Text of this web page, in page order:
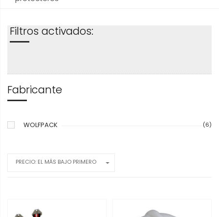
Filtros activados:
Fabricante
WOLFPACK (6)
PRECIO: EL MÁS BAJO PRIMERO